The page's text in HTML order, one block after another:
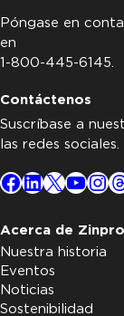
Póngase en
en
1-800-445-6145.
Contáctenos
Suscríbase a
las redes sociales.
Facebook
LinkedIn
X
Acerca de Zinpro
Nuestra historia
Eventos
Noticias
Sostenibilidad